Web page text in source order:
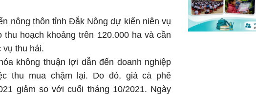
nông thôn tỉnh Đắk Nông dự kiến niên vụ
hoạch khoảng trên 120.000 ha và cần
vụ thu hái.
không thuận lợi dẫn đến doanh nghiệp
thu mua chậm lại. Do đó, giá cà phê
giảm so với cuối tháng 10/2021. Ngày